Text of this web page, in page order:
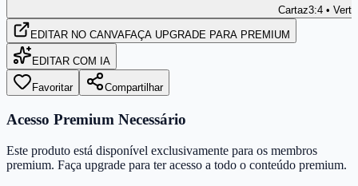
Cartaz3:4 •
EDITAR NO CANVAFAÇA UPGRADE PARA PREMIUM
EDITAR COM IA
Favoritar Compartilhar
Acesso Premium Necessário
Este produto está disponível exclusivamente para os membros
premium. Faça upgrade para ter acesso a todo o conteúdo premium.